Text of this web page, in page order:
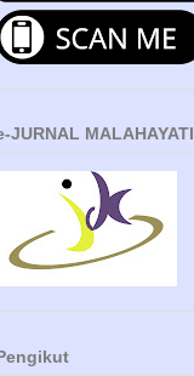
JURNAL MALAHAYATI